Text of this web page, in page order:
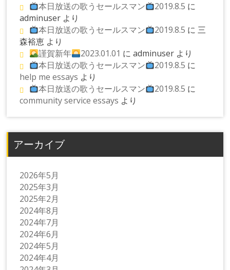
本日放送の歌うセールスマン 2019.8.5 に
adminuser より
本日放送の歌うセールスマン
2019.8.5 に 三
森裕恵 より
謹賀新年
2023.01.01 に adminuserより
本日放送の歌うセールスマン
2019.8.5 に
help me essays より
本日放送の歌うセールスマン
2019.8.5 に
community service essays より
アーカイブ
2026年5月
2025年3月
2025年2月
2024年8月
2024年7月
2024年6月
2024年5月
2024年4月